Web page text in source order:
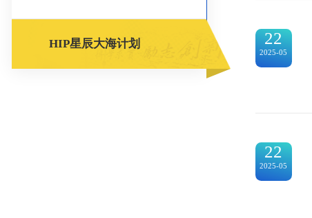
HIP星辰大海计划 22
2025-05
22
2025-05